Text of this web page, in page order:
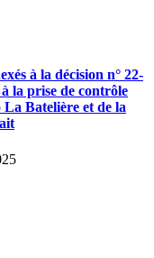
à la décision n° 22-
la prise de contrôle
La Batelière et de la